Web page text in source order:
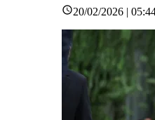
20/02/2026 |